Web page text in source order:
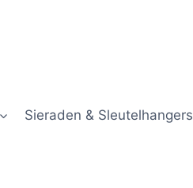
Sieraden & Sleutelhangers